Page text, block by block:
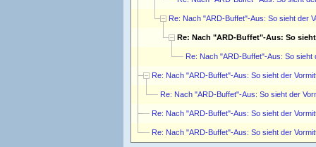
Re: Nach "ARD-Buffet"-Aus: So sieht der
Re: Nach "ARD-Buffet"-Aus: So
Re: Nach "ARD-Buffet"-Aus: So
Re: Nach "ARD-Buffet"-Aus: So sieht der
Re: Nach "ARD-Buffet"-Aus: So sieht der
Re: Nach "ARD-Buffet"-Aus: So sieht der
Re: Nach "ARD-Buffet"-Aus: So sieht der